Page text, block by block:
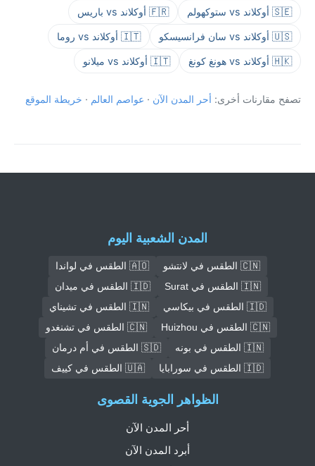
🇸🇪 أوكلاند vs ستوكهولم 🇫🇷 أوكلاند vs باريس
🇺🇸 أوكلاند vs سان فرانسيسكو 🇮🇹 أوكلاند vs روما
🇭🇰 أوكلاند vs هونغ كونغ 🇮🇹 أوكلاند vs ميلانو
تصفح مقارنات أخرى: أحر المدن الآن · عواصم العالم · خريطة الموقع
المدن الشعبية اليوم
🇨🇳 الطقس في لانتشو
🇦🇴 الطقس في لواندا
🇮🇳 الطقس في Surat
🇮🇩 الطقس في ميدان
🇮🇩 الطقس في بيكاسي
🇮🇳 الطقس في تشيناي
🇨🇳 الطقس في Huizhou
🇨🇳 الطقس في تشنغدو
🇮🇳 الطقس في بونه
🇸🇩 الطقس في أم درمان
🇮🇩 الطقس في سورابايا
🇺🇦 الطقس في كييف
الظواهر الجوية القصوى
أحر المدن الآن
أبرد المدن الآن